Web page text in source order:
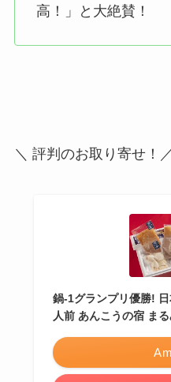
高！」と大絶賛！
＼ 評判のお取り寄せ！／
鍋-1グランプリ優勝!
人前 あんこうの宿 ま